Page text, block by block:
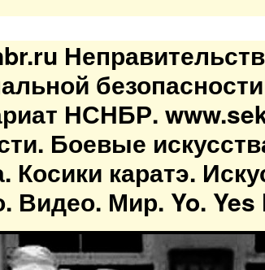
НСНБР.
Боевые
каратэ.
Видео. Мир. Yo. Yes